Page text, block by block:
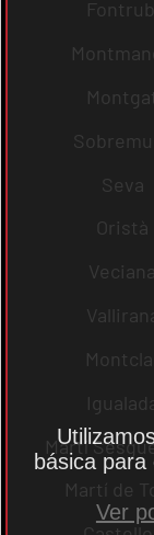
Seva
Oristà
Veciana
Martí
Martí de
básica
Ver